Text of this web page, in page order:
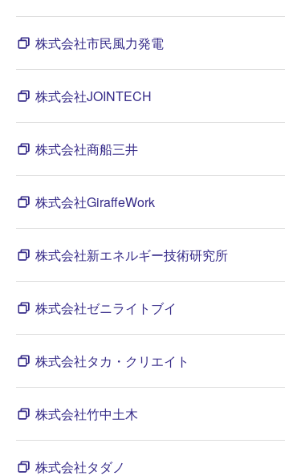
株式会社市民風力発電
株式会社JOINTECH
株式会社商船三井
株式会社GiraffeWork
株式会社新エネルギー技術研究所
株式会社ゼニライトブイ
株式会社タカ・クリエイト
株式会社竹中土木
株式会社タダノ